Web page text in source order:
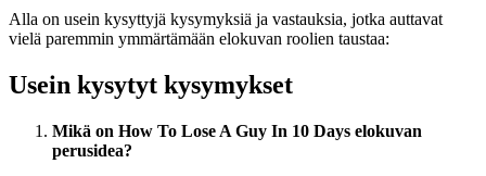
Alla on usein kysyttyjä kysymyksiä ja vastauksia, jotka auttavat
vielä paremmin ymmärtämään elokuvan roolien taustaa:
Usein kysytyt kysymykset
Mikä on How To Lose A Guy In 10 Days elokuvan
perusidea?